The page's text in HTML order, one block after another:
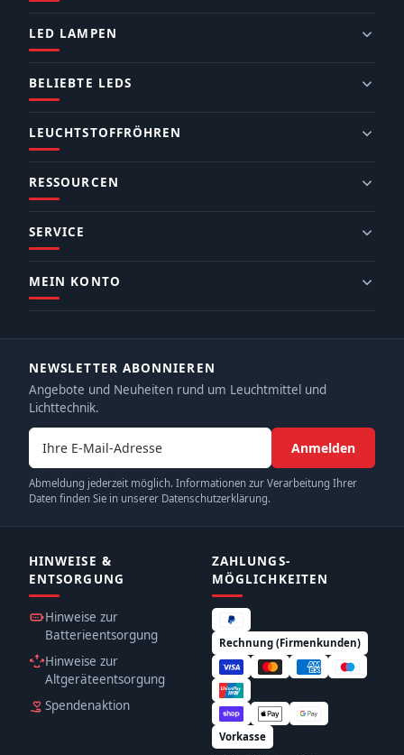
LED LAMPEN
BELIEBTE LEDS
LEUCHTSTOFFRÖHREN
RESSOURCEN
SERVICE
MEIN KONTO
NEWSLETTER ABONNIEREN
Angebote und Neuheiten rund um Leuchtmittel und
Lichttechnik.
E-Mail-Adresse
Anmelden
Abmeldung jederzeit möglich. Informationen zur Verarbeitung Ihrer
Daten finden Sie in unserer Datenschutzerklärung.
HINWEISE &
ENTSORGUNG
Hinweise zur
Batterieentsorgung
Hinweise zur
Altgeräteentsorgung
Spendenaktion
ZAHLUNGS­
MÖGLICHKEITEN
Rechnung (Firmenkunden)
Vorkasse